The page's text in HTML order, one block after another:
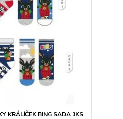
KRÁLÍČEK BING SADA 3KS